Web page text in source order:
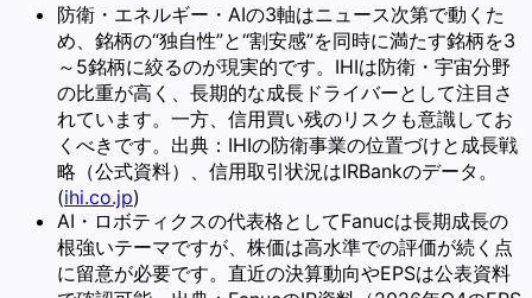
防衛・エネルギー・AIの3軸はニュース次第で動くた
め、銘柄の“独自性”と“割安感”を同時に満たす銘柄を3
～5銘柄に絞るのが現実的です。IHIは防衛・宇宙分野
の比重が高く、長期的な成長ドライバーとして注目さ
れています。一方、信用買い残のリスクも意識してお
くべきです。出典：IHIの防衛事業の位置づけと成長戦
略（公式資料）、信用取引状況はIRBankのデータ。
(ihi.co.jp)
AI・ロボティクスの代表格としてFanucは長期成長の
根強いテーマですが、株価は高水準での評価が続く点
に留意が必要です。直近の決算動向やEPSは公表資料